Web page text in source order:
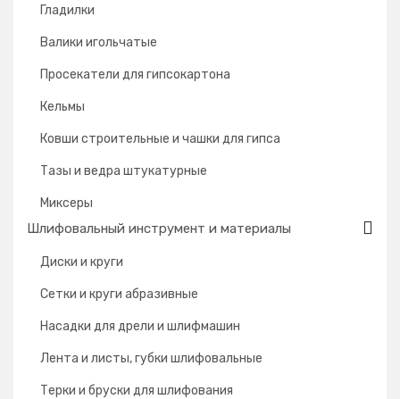
Гладилки
Валики игольчатые
Просекатели для гипсокартона
Кельмы
Ковши строительные и чашки для гипса
Тазы и ведра штукатурные
Миксеры
Шлифовальный инструмент и материалы
Диски и круги
Сетки и круги абразивные
Насадки для дрели и шлифмашин
Лента и листы, губки шлифовальные
Терки и бруски для шлифования